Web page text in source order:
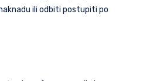
ili odbiti postupiti po